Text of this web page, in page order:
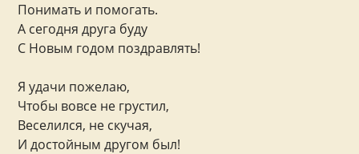
Понимать и помогать.
А сегодня друга буду
С Новым годом поздравлять!
Я удачи пожелаю,
Чтобы вовсе не грустил,
Веселился, не скучая,
И достойным другом был!